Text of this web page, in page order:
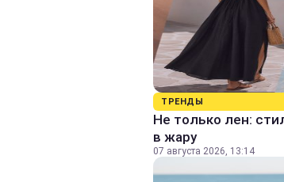
ТРЕНДЫ
Не только лен:
в жару
07 августа 2026, 13:14